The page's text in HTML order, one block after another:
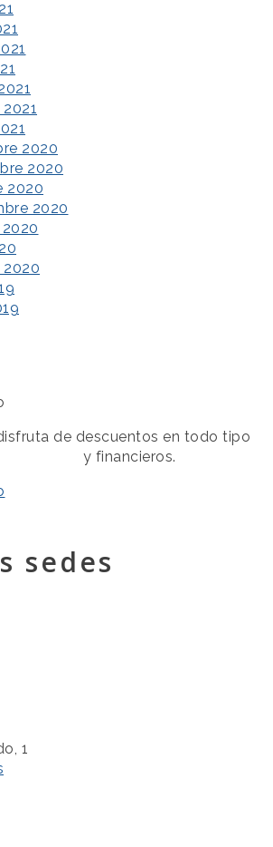
2020
2020
2020
2020
de descuentos en todo tipo
y financieros.
sedes
1